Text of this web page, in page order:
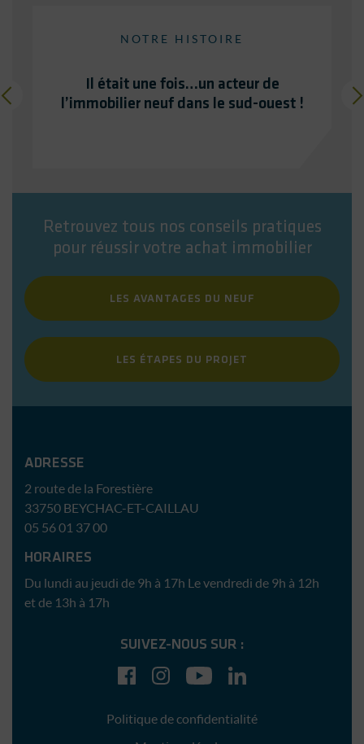
NOTRE HISTOIRE
Il était une fois…un acteur de
l’immobilier neuf dans le sud-ouest !
Retrouvez tous nos conseils pratiques
pour réussir votre achat immobilier
LES AVANTAGES DU NEUF
LES ÉTAPES DU PROJET
Immobilière Sud Atlantique
ADRESSE
2 route de la Forestière
33750 BEYCHAC-ET-CAILLAU
05 56 01 37 00
HORAIRES
Du lundi au jeudi de 9h à 17h Le vendredi de 9h à 12h
et de 13h à 17h
SUIVEZ-NOUS SUR :
FacebookInstagramYouTubeLinkedIn
Politique de confidentialité